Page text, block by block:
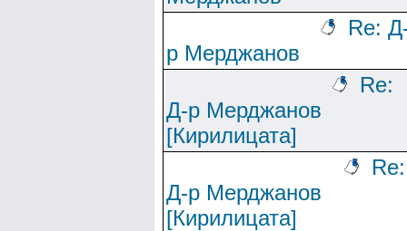
Re:
р Мерджанов
Re:
Д-р Мерджанов
[Кирилицата]
Re:
Д-р Мерджанов
[Кирилицата]